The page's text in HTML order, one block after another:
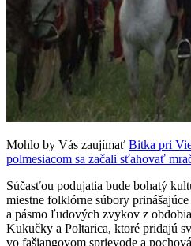
Mohlo by Vás zaujímať Bitka pri
polmesiacom sa začali sťahovať
Súčasťou podujatia bude bohatý
miestne folklórne súbory
a pásmo ľudových zvykov z
Kukučky a Poltarica, ktoré pridajú
vo fašiangovom sprievode a